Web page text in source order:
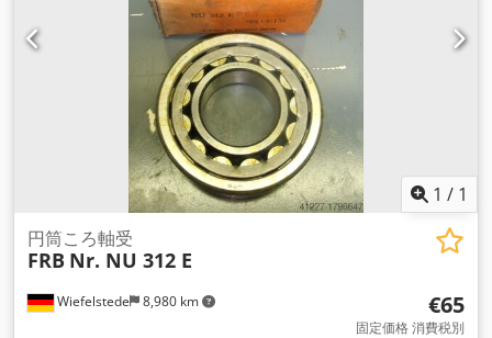
1 / 1
Wiefelstede 8,980 km
円筒ころ軸受
FRB Nr. NU 312 E
€65
固定価格 消費税別